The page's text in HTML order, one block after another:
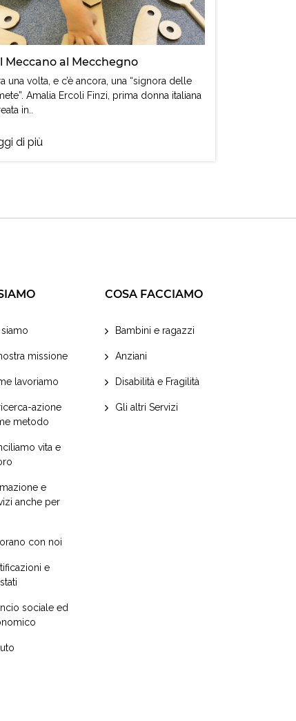
Meccano al Mecchegno
una volta, e c’è ancora, una “signora delle
Amalia Ercoli Finzi, prima donna italiana
in..
di più
nostra missione
lavoriamo
ricerca-azione
metodo
vita e
e
anche per
con noi
e
sociale ed
COSA FACCIAMO
Bambini e ragazzi
Anziani
Disabilità e Fragilità
Gli altri Servizi